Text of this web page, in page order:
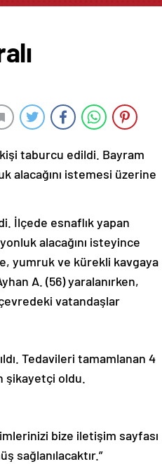
taburcu edildi. Bayram
alacağını istemesi üzerine
İlçede esnaflık yapan
alacağını isteyince
yumruk ve kürekli kavgaya
A. (56) yaralanırken,
vatandaşlar
Tedavileri tamamlanan 4
şikayetçi oldu.
bize iletişim sayfası
sağlanılacaktır.”